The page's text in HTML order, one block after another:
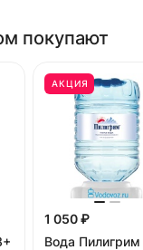
покупают
АКЦИЯ
1 050 ₽
Вода Пилигрим